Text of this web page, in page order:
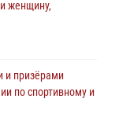
женщину,
и призёрами
по спортивному и